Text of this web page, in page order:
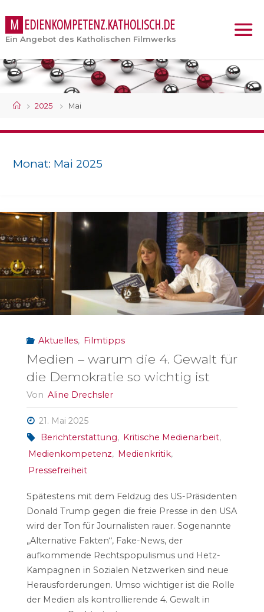
M EDIENKOMPETENZ.KATHOLISCH.DE
Ein Angebot des Katholischen Filmwerks
Start2025 Mai
Monat: Mai 2025
Aktuelles, Filmtipps
Medien – warum die 4. Gewalt für
die Demokratie so wichtig ist
Von Aline Drechsler
21. Mai 2025
Berichterstattung, Kritische Medienarbeit,
Medienkompetenz, Medienkritik,
Pressefreiheit
Spätestens mit dem Feldzug des US-Präsidenten
Donald Trump gegen die freie Presse in den USA
wird der Ton für Journalisten rauer. Sogenannte
„Alternative Fakten“, Fake-News, der
aufkommende Rechtspopulismus und Hetz-
Kampagnen in Sozialen Netzwerken sind neue
Herausforderungen. Umso wichtiger ist die Rolle
der Medien als kontrollierende 4. Gewalt in